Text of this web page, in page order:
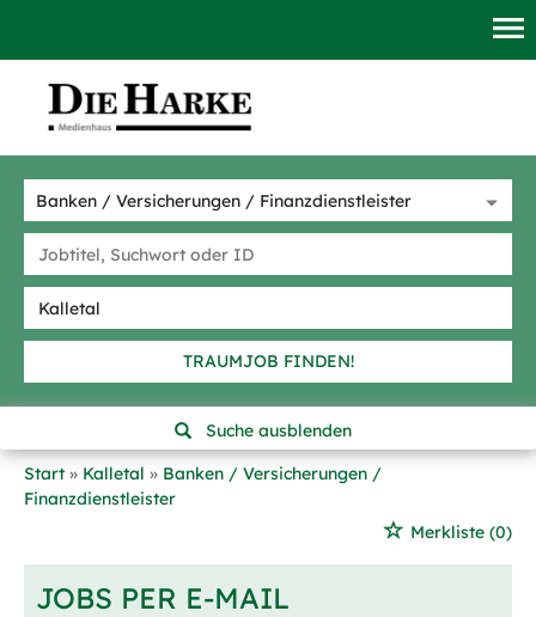
TRAUMJOB FINDEN!
Suche ausblenden
Start
Kalletal
Banken / Versicherungen /
Finanzdienstleister
Merkliste (0)
JOBS PER E-MAIL